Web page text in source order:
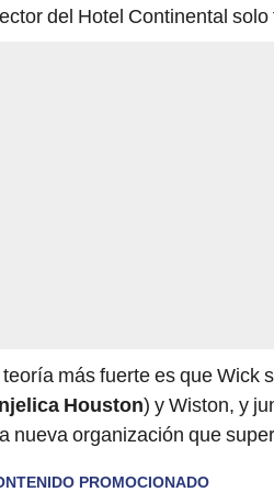
del Hotel Continental
teoría más fuerte es que Wick
Houston) y Wiston, y
nueva organización que